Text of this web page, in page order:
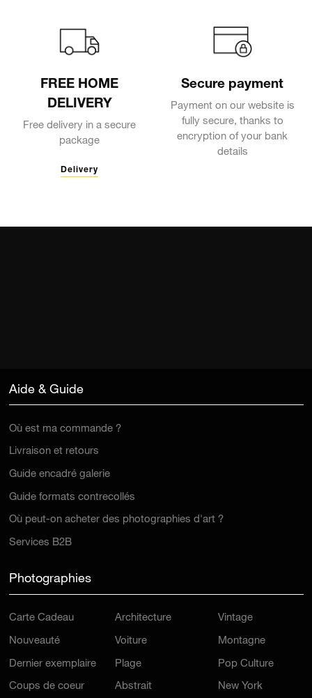
FREE HOME
DELIVERY
Free delivery in a secure
package
Delivery
Secure payment
Payment on our website is
fully secure, thanks to
encryption of your bank
details
Aide & Guide
Où est ma commande ?
Livraison et retours
Guide encadré galerie
Guide formats contrecollés
Où peut-on acheter des photographies d'art ?
Services B2B
Photographies
Carte Cadeau
Nouveauté
Dernier exemplaire
Coups de coeur
Architecture
Voiture
Plage
Abstrait
Vintage
Montagne
Pop Culture
New York